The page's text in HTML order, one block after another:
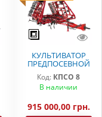
КУЛЬТИВАТОР
ПРЕДПОСЕВНОЙ
ОБРАБОТКИ
КПСО-8 ДЕМЕТРА
Код: КПСО 8
В наличии
915 000,00 грн.